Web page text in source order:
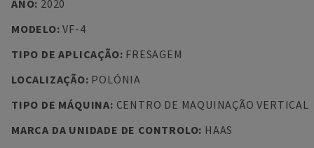
ANO: 2020
MODELO:VF-4
TIPO DE APLICAÇÃO: FRESAGEM
LOCALIZAÇÃO: POLÓNIA
TIPO DE MÁQUINA: CENTRO DE MAQUINAÇÃO VERTICAL
MARCA DA UNIDADE DE CONTROLO: HAAS